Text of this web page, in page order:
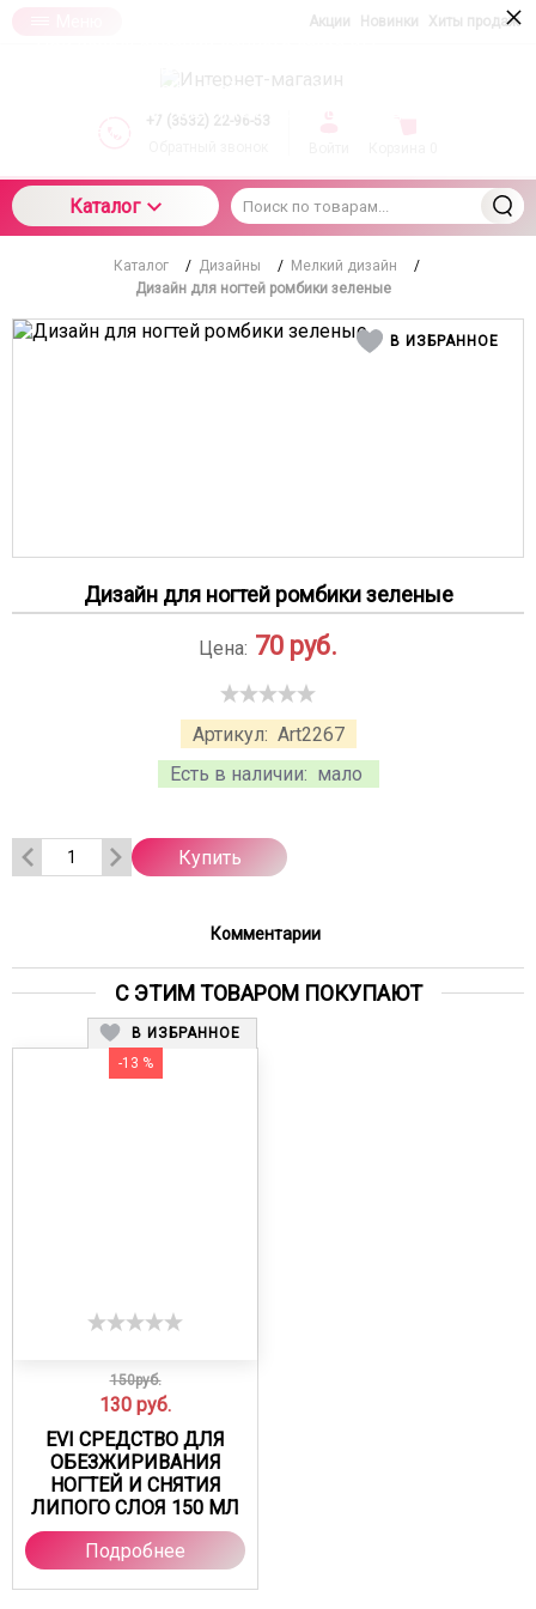
Акции Новинки Хиты продаж
+7 (3532) 22-96-53
Каталог
Каталог / Дизайны / Мелкий дизайн
/
Дизайн для ногтей ромбики зеленые
В ИЗБРАННОЕ
Дизайн для ногтей ромбики зеленые
Артикул: Art2267
Есть в наличии: мало
Цена: 70 руб.
Купить
Комментарии
С ЭТИМ ТОВАРОМ ПОКУПАЮТ
В ИЗБРАННОЕ
-13 %
150руб.
130 руб.
EVI СРЕДСТВО ДЛЯ
ОБЕЗЖИРИВАНИЯ
НОГТЕЙ И СНЯТИЯ
ЛИПОГО СЛОЯ 150 МЛ
Подробнее
подтверждаете свое согласие на использование
компанией cookie-файлов в соответствии с
настоящим соглашением в отношении данного
×